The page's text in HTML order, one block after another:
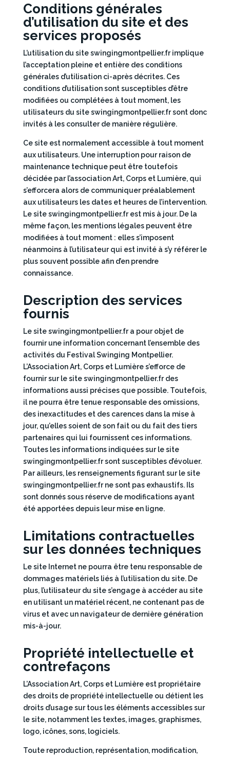
Conditions générales
d’utilisation du site et des
services proposés
L’utilisation du site swingingmontpellier.fr implique
l’acceptation pleine et entière des conditions
générales d’utilisation ci-après décrites. Ces
conditions d’utilisation sont susceptibles d’être
modifiées ou complétées à tout moment, les
utilisateurs du site swingingmontpellier.fr sont donc
invités à les consulter de manière régulière.
Ce site est normalement accessible à tout moment
aux utilisateurs. Une interruption pour raison de
maintenance technique peut être toutefois
décidée par l’association Art, Corps et Lumière, qui
s’efforcera alors de communiquer préalablement
aux utilisateurs les dates et heures de l’intervention.
Le site swingingmontpellier.fr est mis à jour. De la
même façon, les mentions légales peuvent être
modifiées à tout moment : elles s’imposent
néanmoins à l’utilisateur qui est invité à s’y référer le
plus souvent possible afin d’en prendre
connaissance.
Description des services
fournis
Le site swingingmontpellier.fr a pour objet de
fournir une information concernant l’ensemble des
activités du Festival Swinging Montpellier.
L’Association Art, Corps et Lumière s’efforce de
fournir sur le site swingingmontpellier.fr des
informations aussi précises que possible. Toutefois,
il ne pourra être tenue responsable des omissions,
des inexactitudes et des carences dans la mise à
jour, qu’elles soient de son fait ou du fait des tiers
partenaires qui lui fournissent ces informations.
Toutes les informations indiquées sur le site
swingingmontpellier.fr sont susceptibles d’évoluer.
Par ailleurs, les renseignements figurant sur le site
swingingmontpellier.fr ne sont pas exhaustifs. Ils
sont donnés sous réserve de modifications ayant
été apportées depuis leur mise en ligne.
Limitations contractuelles
sur les données techniques
Le site Internet ne pourra être tenu responsable de
dommages matériels liés à l’utilisation du site. De
plus, l’utilisateur du site s’engage à accéder au site
en utilisant un matériel récent, ne contenant pas de
virus et avec un navigateur de dernière génération
mis-à-jour.
Propriété intellectuelle et
contrefaçons
L’Association Art, Corps et Lumière est propriétaire
des droits de propriété intellectuelle ou détient les
droits d’usage sur tous les éléments accessibles sur
le site, notamment les textes, images, graphismes,
logo, icônes, sons, logiciels.
Toute reproduction, représentation, modification,